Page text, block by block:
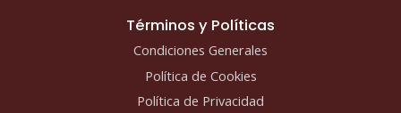
Términos y Políticas
Condiciones Generales
Política de Cookies
Política de Privacidad